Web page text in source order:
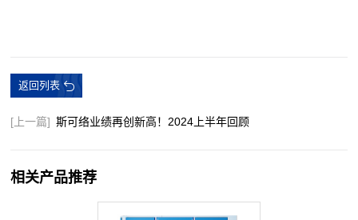
返回列表
[上一篇] 斯可络业绩再创新高！2024上半年回顾
相关产品推荐